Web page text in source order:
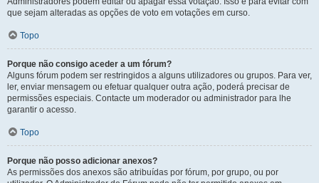
que sejam alteradas as opções de voto em votações em curso.
Topo
Porque não consigo aceder a um fórum?
Alguns fórum podem ser restringidos a alguns utilizadores ou grupos. Para ver,
ler, enviar mensagem ou efetuar qualquer outra ação, poderá precisar de
permissões especiais. Contacte um moderador ou administrador para lhe
garantir o acesso.
Topo
Porque não posso adicionar anexos?
As permissões dos anexos são atribuídas por fórum, por grupo, ou por